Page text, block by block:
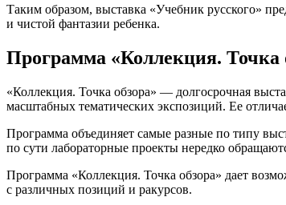
Таким образом, выставка «Учебник русского»
и чистой фантазии ребенка.
Программа «Коллекция. Точка
«Коллекция. Точка обзора» — долгосрочная
масштабных тематических экспозиций. Ее
Программа объединяет самые разные по типу
по сути лабораторные проекты нередко
Программа «Коллекция. Точка обзора» дает
с различных позиций и ракурсов.